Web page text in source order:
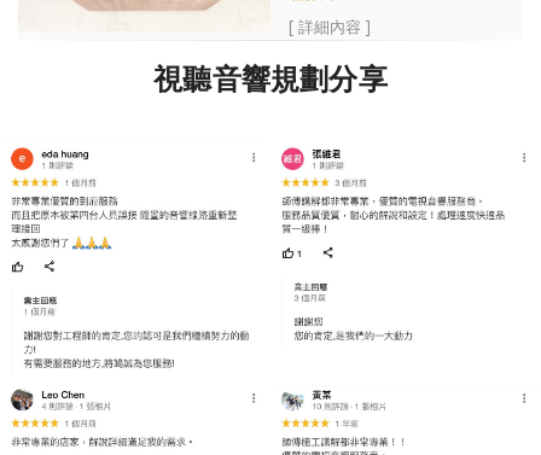
[ 詳細內容 ]
視聽音響規劃分享